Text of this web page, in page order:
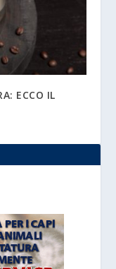
ECCO IL